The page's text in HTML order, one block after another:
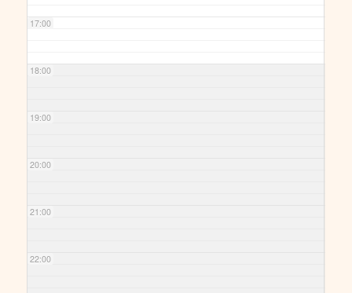
17:00
18:00
19:00
20:00
21:00
22:00